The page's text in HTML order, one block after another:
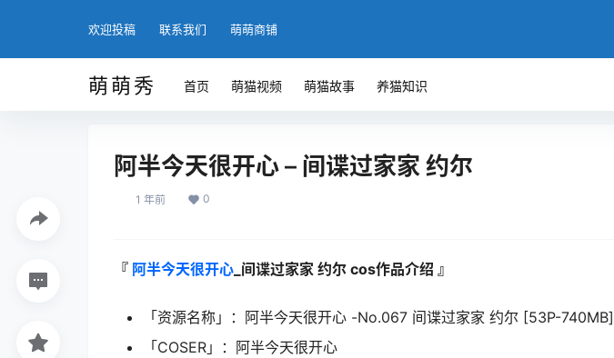
欢迎投稿 联系我们 萌萌商铺
萌萌秀 首页 萌猫视频 萌猫故事 养猫知识
阿半今天很开心 – 间谍过家家 约尔
1 年前 0
『 阿半今天很开心 _间谍过家家 约尔 cos作品介绍 』
「资源名称」：阿半今天很开心 -No.067 间谍过家家 约尔 [53P-740MB]
「COSER」：阿半今天很开心